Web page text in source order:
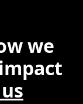
we